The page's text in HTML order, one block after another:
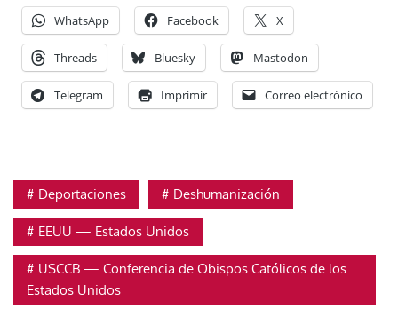
WhatsApp Facebook X
Threads Bluesky Mastodon
Telegram Imprimir Correo electrónico
Deportaciones Deshumanización
EEUU — Estados Unidos
USCCB — Conferencia de Obispos Católicos de los
Estados Unidos